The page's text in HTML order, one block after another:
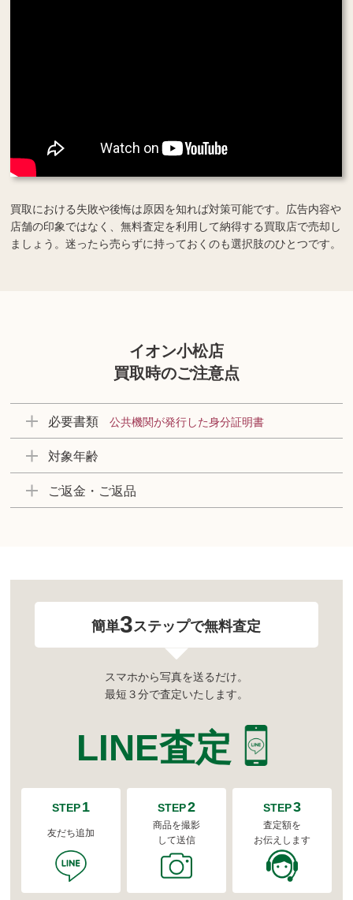
買取における失敗や後悔は原因を知れば対策可能です。広告内容や
店舗の印象ではなく、無料査定を利用して納得する買取店で売却し
ましょう。迷ったら売らずに持っておくのも選択肢のひとつです。
イオン小松店
買取時のご注意点
必要書類 公共機関が発行した身分証明書
対象年齢
ご返金・ご返品
簡単3ステップで無料査定
スマホから写真を送るだけ。
最短３分で査定いたします。
LINE査定
STEP1
友だち追加
STEP2
商品を撮影
して送信
STEP3
査定額を
お伝えします